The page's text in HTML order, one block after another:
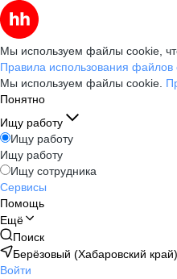
Мы используем файлы cookie,
Правила использования файлов
Мы используем файлы cookie.
Понятно
Ищу работу
Ищу работу
Ищу работу
Ищу сотрудника
Сервисы
Помощь
Ещё
Поиск
Берёзовый (Хабаровский край)
Войти